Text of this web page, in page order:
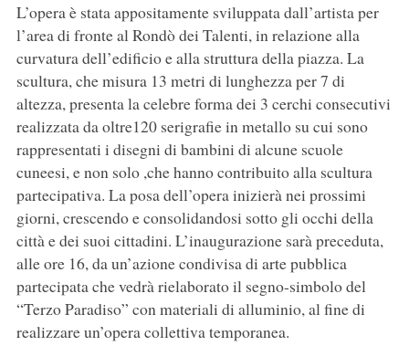
L’opera è stata appositamente sviluppata dall’artista per
l’area di fronte al Rondò dei Talenti, in relazione alla
curvatura dell’edificio e alla struttura della piazza. La
scultura, che misura 13 metri di lunghezza per 7 di
altezza, presenta la celebre forma dei 3 cerchi consecutivi
realizzata da oltre120 serigrafie in metallo su cui sono
rappresentati i disegni di bambini di alcune scuole
cuneesi, e non solo ,che hanno contribuito alla scultura
partecipativa. La posa dell’opera inizierà nei prossimi
giorni, crescendo e consolidandosi sotto gli occhi della
città e dei suoi cittadini. L’inaugurazione sarà preceduta,
alle ore 16, da un’azione condivisa di arte pubblica
partecipata che vedrà rielaborato il segno-simbolo del
“Terzo Paradiso” con materiali di alluminio, al fine di
realizzare un’opera collettiva temporanea.